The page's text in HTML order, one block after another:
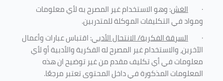
· الغش: وهو الاستخدام غير المصرح به لأي معلومات
ومواد في التكليفاتالموكلة للمتدربين.
· السرقة الفكرية/ الانتحال الأدبي: اقتباس عبارات وأعمال
الآخرين، والاستخدام غير المصرح له الفكرية والأدبية أو لأي
معلومات في أي تكليف مقدم من غير توضيح ان هذه
المعلومات المذكورة في داخل المحتوى تعتبر مرجعًا.